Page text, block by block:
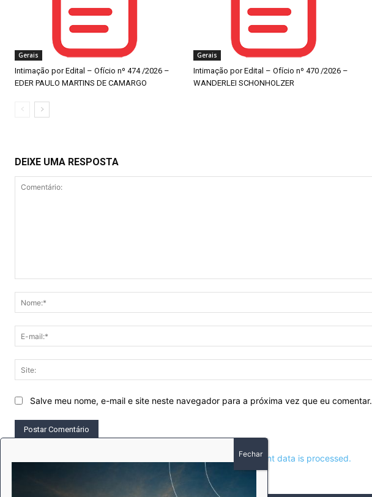
Gerais
Intimação por Edital – Ofício nº 474 /2026 –
EDER PAULO MARTINS DE CAMARGO
Gerais
Intimação por Edital – Ofício nº 470 /2026 –
WANDERLEI SCHONHOLZER
DEIXE UMA RESPOSTA
Salve meu nome, e-mail e site neste navegador para a próxima vez que eu comentar.
Learn how your comment data is processed.